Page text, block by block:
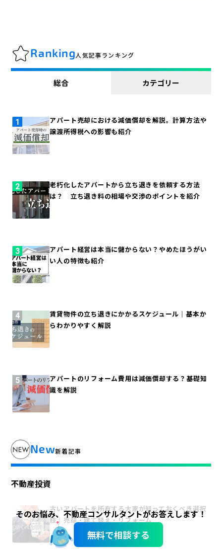
Ranking人気記事ランキング
総合 カテゴリー
アパート売却における減価償却を解説。計算方法や
譲渡所得税への影響も紹介
老朽化したアパートから立ち退きを依頼する方法
は？ 立ち退き料の相場や交渉のポイントを紹介
アパート経営は本当に儲からない？やめたほうがい
い人の特徴も紹介
賃貸物件の立ち退きにかかるスケジュール｜基本か
らわかりやすく解説
アパートのリフォーム費用は減価償却する？基礎知
識を解説
New新着記事
不動産投資
古いアパートを所有する大家が知っておくべき選択
肢｜売却・建て替え・リフォーム
そのお悩み、不動産コンサルタントがお答えします！
無料で相談する